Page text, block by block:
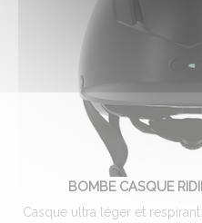
BOMBE CASQUE
Casque ultra léger et